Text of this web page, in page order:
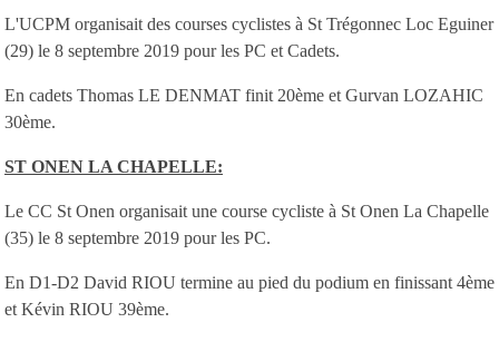
L'UCPM organisait des courses cyclistes à St Trégonnec Loc Eguiner
(29) le 8 septembre 2019 pour les PC et Cadets.
En cadets Thomas LE DENMAT finit 20ème et Gurvan LOZAHIC
30ème.
ST ONEN LA CHAPELLE:
Le CC St Onen organisait une course cycliste à St Onen La Chapelle
(35) le 8 septembre 2019 pour les PC.
En D1-D2 David RIOU termine au pied du podium en finissant 4ème
et Kévin RIOU 39ème.